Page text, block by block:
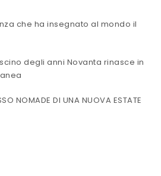
che ha insegnato al mondo il
degli anni Novanta rinasce in
NOMADE DI UNA NUOVA ESTATE